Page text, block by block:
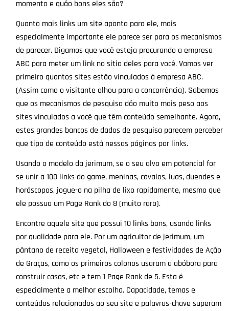
momento e quão bons eles são?
Quanto mais links um site aponta para ele, mais
especialmente importante ele parece ser para os mecanismos
de parecer. Digamos que você esteja procurando a empresa
ABC para meter um link no sitio deles para você. Vamos ver
primeiro quantos sites estão vinculados à empresa ABC.
(Assim como o visitante olhou para a concorrência). Sabemos
que os mecanismos de pesquisa dão muito mais peso aos
sites vinculados a você que têm conteúdo semelhante. Agora,
estes grandes bancos de dados de pesquisa parecem perceber
que tipo de conteúdo está nessas páginas por links.
Usando o modelo da jerimum, se o seu alvo em potencial for
se unir a 100 links do game, meninas, cavalos, luas, duendes e
horóscopos, jogue-o na pilha de lixo rapidamente, mesmo que
ele possua um Page Rank do 8 (muito raro).
Encontre aquele site que possui 10 links bons, usando links
por qualidade para ele. Por um agricultor de jerimum, um
pântano de receita vegetal, Halloween e festividades de Ação
de Graças, como os primeiros colonos usaram a abóbora para
construir casas, etc e tem 1 Page Rank de 5. Esta é
especialmente a melhor escolha. Capacidade, temas e
conteúdos relacionados ao seu site e palavras-chave superam